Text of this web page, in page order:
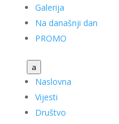
Galerija
Na današnji dan
PROMO
a
Naslovna
Vijesti
Društvo